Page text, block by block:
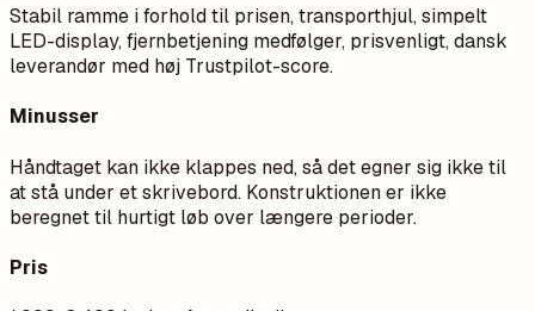
Stabil ramme i forhold til prisen, transporthjul, simpelt
LED-display, fjernbetjening medfølger, prisvenligt, dansk
leverandør med høj Trustpilot-score.
Minusser
Håndtaget kan ikke klappes ned, så det egner sig ikke til
at stå under et skrivebord. Konstruktionen er ikke
beregnet til hurtigt løb over længere perioder.
Pris